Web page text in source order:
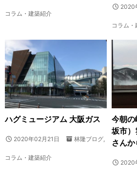
コラム・建築紹介
2020
コラム
ハグミュージアム 大阪ガス
2020年02月21日 林隆ブログ,
コラム・建築紹介
今朝
坂市
さんか
2020